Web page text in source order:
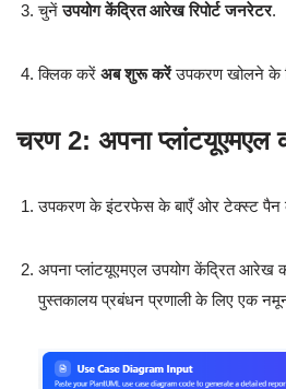
चुनेंउपयोग केंद्रित आरेख रिपोर्ट जनरेटर.
क्लिक करें अब शुरू करेंउपकरण खोलने के
चरण 2: अपना प्लांटयूएमएल
उपकरण के इंटरफेस के बाएँ ओर टेक्स्ट पैन
अपना प्लांटयूएमएल उपयोग केंद्रित आरेख
पुस्तकालय प्रबंधन प्रणाली के लिए एक